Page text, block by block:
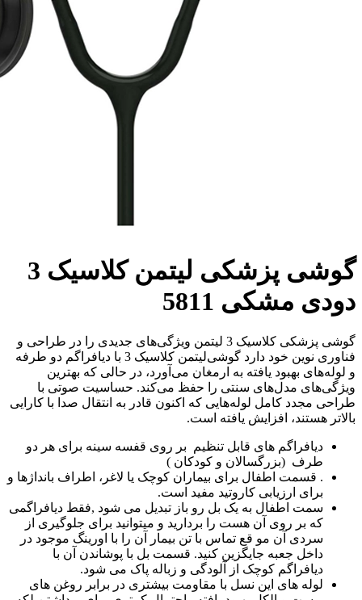
گوشی پزشکی لیتمن کلاسیک 3
دودی مشکی 5811
گوشی‌ پزشکی کلاسیک 3 لیتمن ویژگی‌های جدیدی را در طراحی و
فناوری نوین خود دارد گوشی‌لیتمن کلاسیک 3 با دیافراگم دو طرفه
و لوله‌های بهبود یافته به ارمغان می‌آورد، در حالی که بهترین
ویژگی‌های مدل‌های سنتی را حفظ می‌کند. حساسیت صوتی با
طراحی مجدد کامل لوله‌هایی که اکنون قادر به انتقال صدا با کارایی
بالاتر هستند، افزایش یافته است.
دیافراگم های قابل تنظیم بر روی قفسه سینه برای هر دو
طرف (بزرگسالان و کودکان )
. قسمت اطفال برای بیماران کوچک یا لاغر، اطراف بانداژها و
برای ارزیابی کاروتید مفید است.
سمت اطفال به یک بل رو باز تبدیل می شود ,فقط دیافراگمی
که بر روی آن هست را بردارید و میتوانید برای جلوگیری از
سردی آن مو قع تماس با تن بیمار آن را با اورینگ موجود در
داخل جعبه جایگزین کنید. قسمت بل با پوشاندن آن با
دیافراگم کوچک از آلودگی و زباله پاک می شود.
لوله های این نسل با مقاومت بیشتری در برابر روغن های